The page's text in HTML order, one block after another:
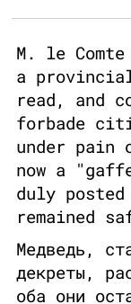
M. le
a
read, and
forbade
under pain
now a
duly
remained
Медведь,
декреты,
оба они